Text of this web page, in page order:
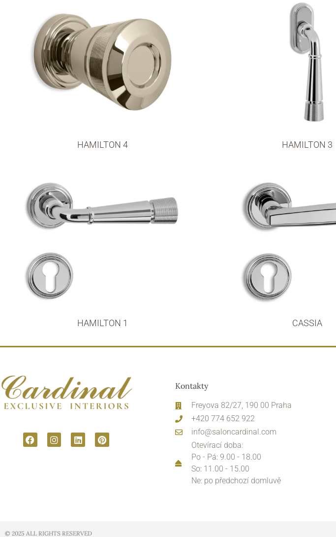
HAMILTON 4 HAMILTON 3
HAMILTON 1 CASSIA
Kontakty
Freyova 82/27, 190 00 Praha
+420 774 652 922
info@saloncardinal.com
Otevírací doba:
Po - Pá: 9.00 - 18.00
So: 11.00 - 15.00
Ne: po předchozí domluvě
© 2025 ALL RIGHTS RESERVED​